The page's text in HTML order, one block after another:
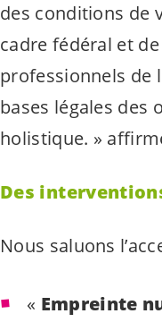
des conditions de
cadre fédéral et
professionnels de
bases légales des
holistique. »
Des
Nous saluons
« Empreinte